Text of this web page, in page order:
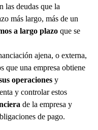
las deudas que la
más largo, más de un
a largo plazo que se
ajena, o externa,
que una empresa obtiene
operaciones y
y controlar estos
de la empresa y
de pago.